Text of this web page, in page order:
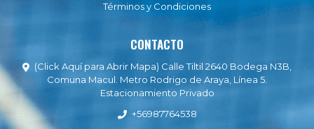
Términos y Condiciones
CONTACTO
(Click Aquí para Abrir Mapa) Calle Tiltil 2640 Bodega N3B,
Comuna Macul. Metro Rodrigo de Araya, Línea 5.
Estacionamiento Privado
+56987764538